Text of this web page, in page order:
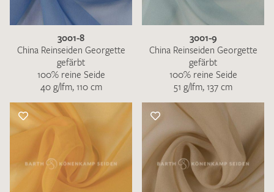
3001-8
China Reinseiden Georgette
gefärbt
100% reine Seide
40 g/lfm, 110 cm
3001-9
China Reinseiden Georgette
gefärbt
100% reine Seide
51 g/lfm, 137 cm